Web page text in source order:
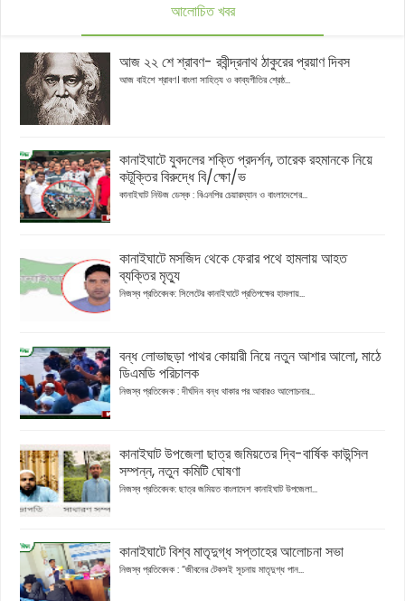
আলোচিত খবর
আজ ২২ শে শ্রাবণ- রবীন্দ্রনাথ ঠাকুরের প্রয়াণ দিবস
আজ বাইশে শ্রাবণ। বাংলা সাহিত্য ও কাব্যগীতির শ্রেষ্ঠ...
কানাইঘাটে যুবদলের শক্তি প্রদর্শন, তারেক রহমানকে নিয়ে
কটূক্তির বিরুদ্ধে বি/ক্ষো/ভ
কানাইঘাট নিউজ ডেস্ক : বিএনপির চেয়ারম্যান ও বাংলাদেশের...
কানাইঘাটে মসজিদ থেকে ফেরার পথে হামলায় আহত
ব্যক্তির মৃত্যু
নিজস্ব প্রতিবেদক: সিলেটের কানাইঘাটে প্রতিপক্ষের হামলায়...
বন্ধ লোভাছড়া পাথর কোয়ারী নিয়ে নতুন আশার আলো, মাঠে
ডিএমডি পরিচালক
নিজস্ব প্রতিবেদক : দীর্ঘদিন বন্ধ থাকার পর আবারও আলোচনার...
কানাইঘাট উপজেলা ছাত্র জমিয়তের দ্বি-বার্ষিক কাউন্সিল
সম্পন্ন, নতুন কমিটি ঘোষণা
নিজস্ব প্রতিবেদক: ছাত্র জমিয়ত বাংলাদেশ কানাইঘাট উপজেলা...
কানাইঘাটে বিশ্ব মাতৃদুগ্ধ সপ্তাহের আলোচনা সভা
নিজস্ব প্রতিবেদক : “জীবনের টেকসই সূচনায় মাতৃদুগ্ধ পান...